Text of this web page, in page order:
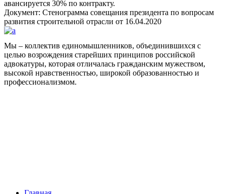
авансируется 30% по контракту.
Документ: Стенограмма совещания президента по вопросам
развития строительной отрасли от 16.04.2020
Мы – коллектив единомышленников, объединившихся с
целью возрождения старейших принципов российской
адвокатуры, которая отличалась гражданским мужеством,
высокой нравственностью, широкой образованностью и
профессионализмом.